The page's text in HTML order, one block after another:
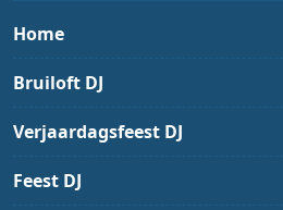
Home
Bruiloft DJ
Verjaardagsfeest DJ
Feest DJ